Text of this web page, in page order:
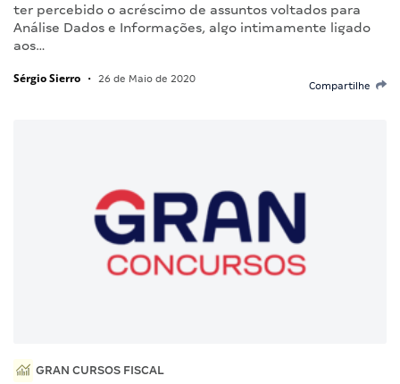
ter percebido o acréscimo de assuntos voltados para
Análise Dados e Informações, algo intimamente ligado
aos…
Sérgio Sierro • 26 de Maio de 2020
Compartilhe
GRAN CURSOS FISCAL